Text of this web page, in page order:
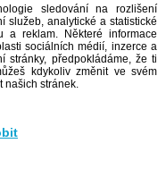
sledování na rozlišení
služeb, analytické a statistické
a reklam. Některé informace
sociálních médií, inzerce a
stránky, předpokládáme, že ti
kdykoliv změnit ve svém
našich stránek.